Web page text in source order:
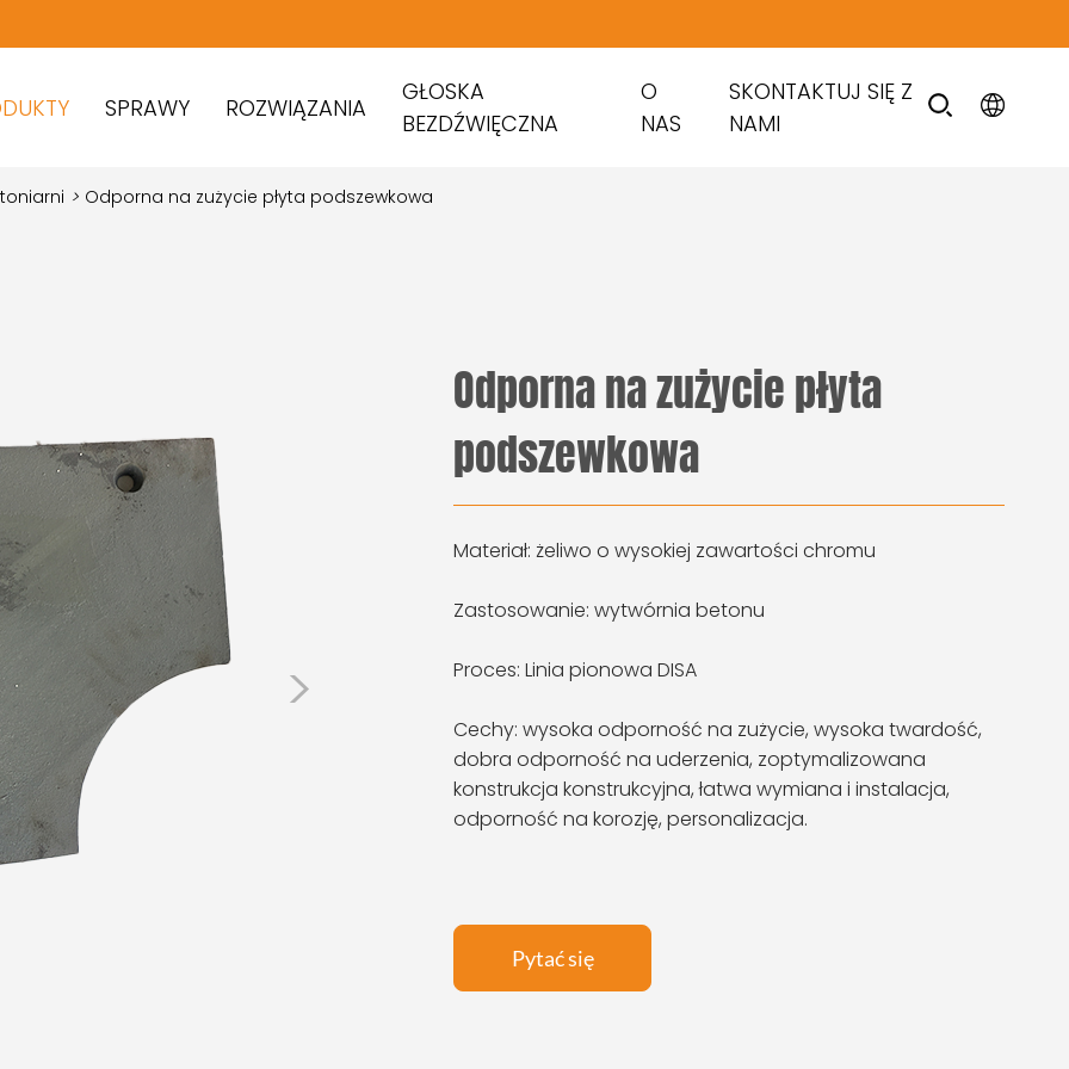
SPRAWY ROZWIĄZANIA
GŁOSKA
BEZDŹWIĘCZNA
O
NAS
SKONTAKTUJ SIĘ Z
NAMI
> Odporna na zużycie płyta podszewkowa
>
Odporna na zużycie płyta
podszewkowa
Materiał: żeliwo o wysokiej zawartości chromu
Zastosowanie: wytwórnia betonu
Proces: Linia pionowa DISA
Cechy: wysoka odporność na zużycie, wysoka twardość,
dobra odporność na uderzenia, zoptymalizowana
konstrukcja konstrukcyjna, łatwa wymiana i instalacja,
odporność na korozję, personalizacja.
Pytać się